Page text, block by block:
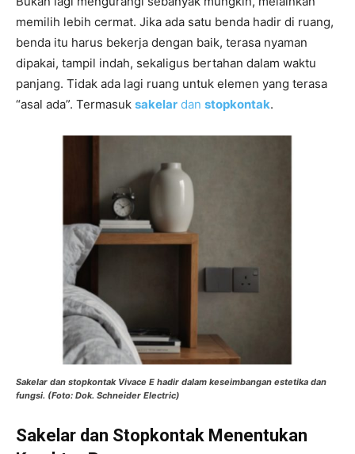
memilih lebih cermat. Jika ada satu benda hadir di ruang,
benda itu harus bekerja dengan baik, terasa nyaman
dipakai, tampil indah, sekaligus bertahan dalam waktu
panjang. Tidak ada lagi ruang untuk elemen yang terasa
“asal ada”. Termasuk sakelar dan stopkontak.
Sakelar dan stopkontak Vivace E hadir dalam keseimbangan estetika dan
fungsi. (Foto: Dok. Schneider Electric)
Sakelar dan Stopkontak Menentukan